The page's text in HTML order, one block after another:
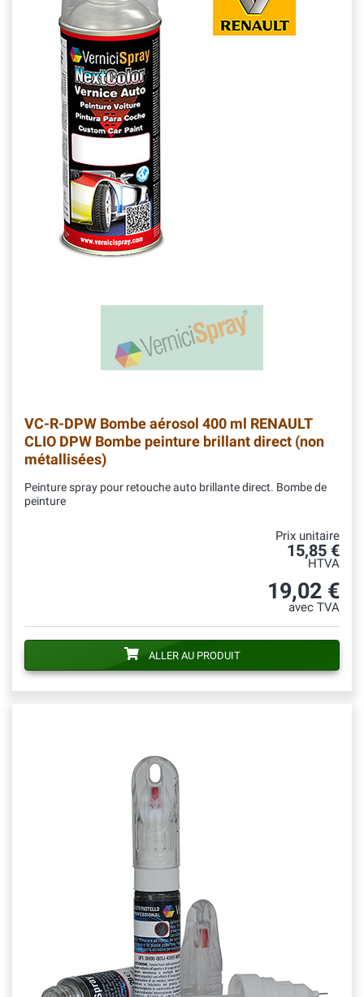
VC-R-DPW Bombe aérosol 400 ml RENAULT
CLIO DPW Bombe peinture brillant direct (non
métallisées)
Peinture spray pour retouche auto brillante direct. Bombe de
peinture
Prix unitaire
15,85 €
HTVA
19,02 €
avec TVA
ALLER AU PRODUIT